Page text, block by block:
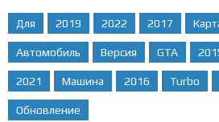
Для 2019 2022 2017
Автомобиль Версия GTA
2021 Машина 2016 Turbo
Обновление